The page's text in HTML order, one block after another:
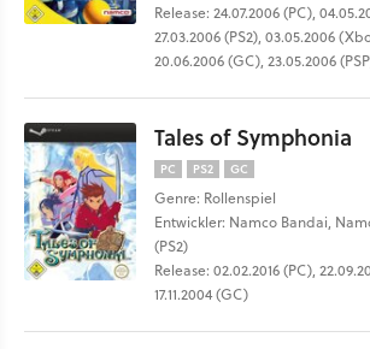
Release: 24.07.2006 (PC),
27.03.2006 (PS2), 03.05.2006
20.06.2006 (GC), 23.05.2006
Tales of Symphonia
PC PS2 GC
Genre: Rollenspiel
Entwickler: Namco Bandai,
(PS2)
Release: 02.02.2016 (PC),
17.11.2004 (GC)